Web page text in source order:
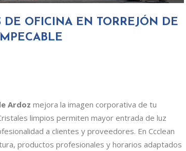
OFICINA EN TORREJÓN DE
Ardoz mejora la imagen corporativa de tu
limpios permiten mayor entrada de luz
a clientes y proveedores. En Ccclean
productos profesionales y horarios adaptados